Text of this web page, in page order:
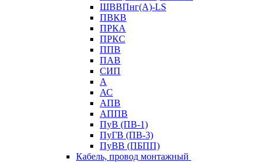
ШВВПнг(А)-LS
ПВКВ
ПРКА
ПРКС
ППВ
ПАВ
СИП
А
АС
АПВ
АППВ
ПуВ (ПВ-1)
ПуГВ (ПВ-3)
ПуВВ (ПБПП)
Кабель, провод монтажный